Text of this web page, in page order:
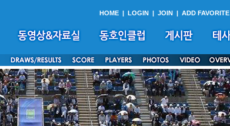
HOME | LOGIN | JOIN | ADD FAVORITE